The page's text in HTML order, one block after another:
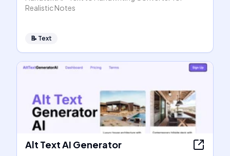
Realistic Notes
📝 Text
Alt Text AI Generator